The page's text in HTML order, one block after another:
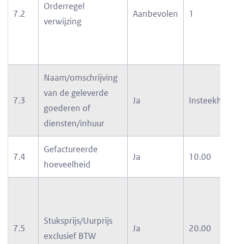
7.2
Orderregel
verwijzing
Aanbevolen 1
7.3
Naam/omschrijving
van de geleverde
goederen of
diensten/inhuur
Ja
7.4
Gefactureerde
hoeveelheid
Ja 10.00
7.5
Stuksprijs/Uurprijs
exclusief BTW
Ja 20.00